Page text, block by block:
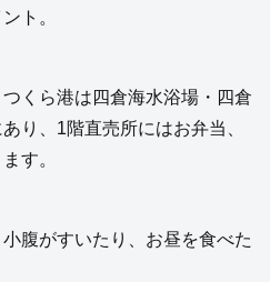
ト。
つくら港は四倉海水浴場・四倉
り、1階直売所にはお弁当、
す。
腹がすいたり、お昼を食べた